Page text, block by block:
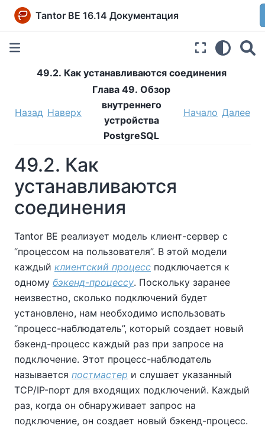
Tantor BE 16.14 Документация
49.2. Как устанавливаются соединения
Назад Наверх
Глава 49. Обзор
внутреннего
устройства
PostgreSQL
Начало Далее
49.2. Как
устанавливаются
соединения
Tantor BE реализует модель клиент-сервер с
“процессом на пользователя”. В этой модели
каждый клиентский процесс подключается к
одному бэкенд-процессу. Поскольку заранее
неизвестно, сколько подключений будет
установлено, нам необходимо использовать
“процесс-наблюдатель”, который создает новый
бэкенд-процесс каждый раз при запросе на
подключение. Этот процесс-наблюдатель
называется постмастер и слушает указанный
TCP/IP-порт для входящих подключений. Каждый
раз, когда он обнаруживает запрос на
подключение, он создает новый бэкенд-процесс.